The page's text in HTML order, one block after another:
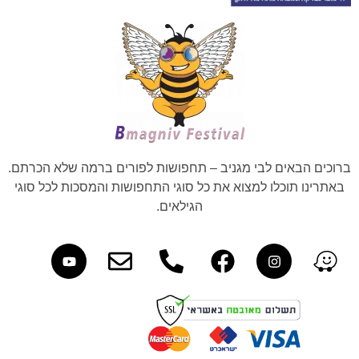
ברוכים הבאים לבי מגניב – תחפושות לפורים ברמה שלא הכרתם.
באתרינו תוכלו למצוא את כל סוגי התחפושות והמסכות לכל סוגי
הגילאים.